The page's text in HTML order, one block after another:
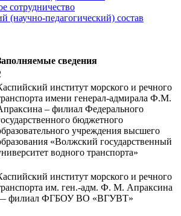
сотрудничество
(научно-педагогический) состав
сведения
институт морского и речного
имени генерал-адмирала Ф.М.
– филиал Федерального
бюджетного
учреждения высшего
«Волжский государственный
водного транспорта»
институт морского и речного
им. ген.-адм. Ф. М. Апраксина
филиал ФГБОУ ВО «ВГУВТ»